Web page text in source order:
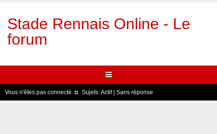
Stade Rennais Online - Le
forum
Vous n'êtes pas connecté. Sujets:Actif| Sans réponse